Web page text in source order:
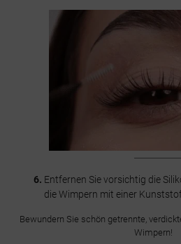
6. Entfernen Sie vorsichtig die
die Wimpern mit einer
Bewundern Sie schön getrennte,
Wimpern!